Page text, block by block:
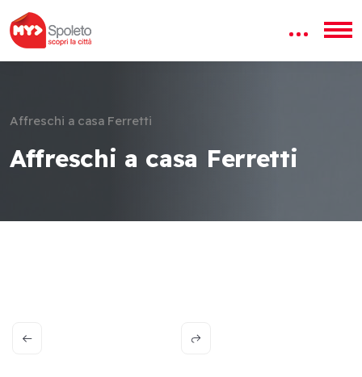
Affreschi a casa Ferretti
Affreschi a casa Ferretti